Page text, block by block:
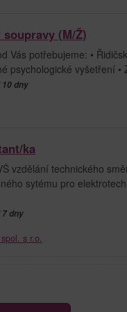
(M/Ž)
Vás potřebujeme: •
psychologické vyšetření •
dny
ka
vzdělání technického
sytému pro
dny
s r.o.